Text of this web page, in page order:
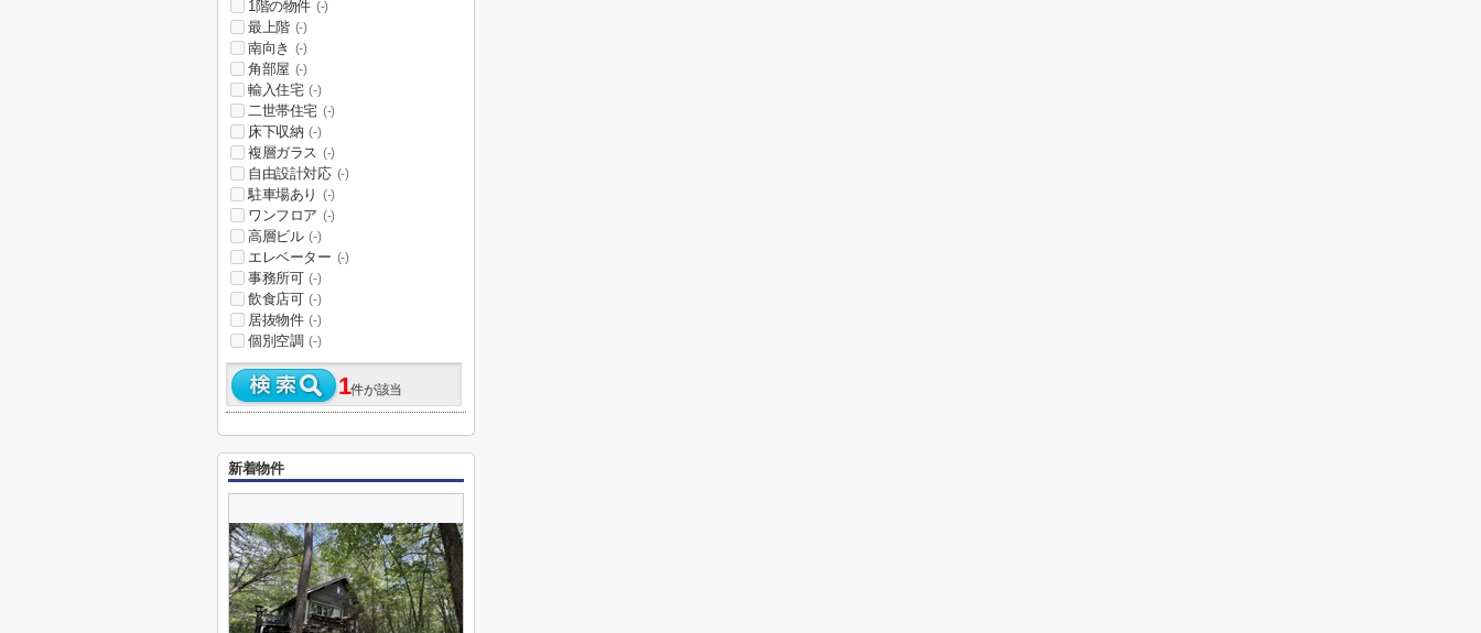
1階の物件 (-)
最上階 (-)
南向き (-)
角部屋 (-)
輸入住宅 (-)
二世帯住宅 (-)
床下収納 (-)
複層ガラス (-)
自由設計対応 (-)
駐車場あり (-)
ワンフロア (-)
高層ビル (-)
エレベーター (-)
事務所可 (-)
飲食店可 (-)
居抜物件 (-)
個別空調 (-)
1件が該当
新着物件